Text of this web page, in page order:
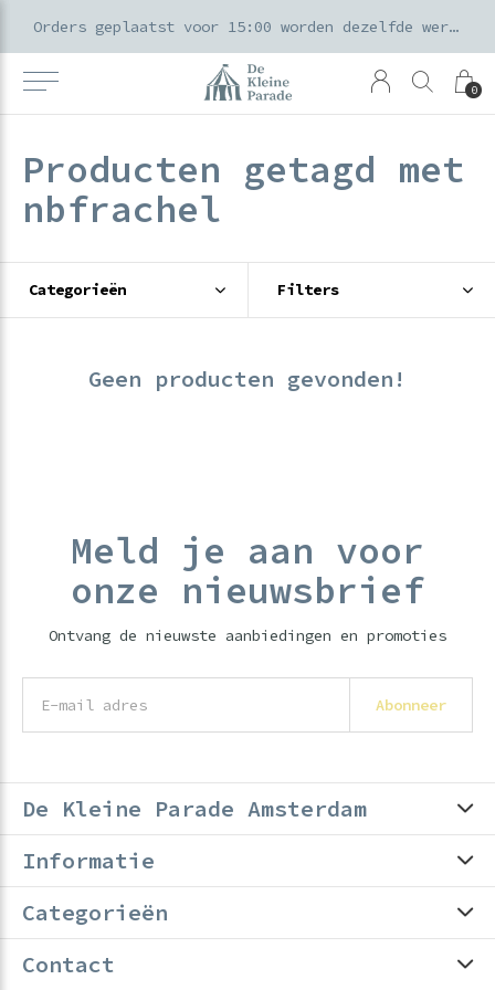
0
Orders geplaatst voor 15:00 worden dezelfde werkdag verzonden
Producten getagd met
nbfrachel
Categorieën Filters
Geen producten gevonden!
Meld je aan voor
onze nieuwsbrief
Ontvang de nieuwste aanbiedingen en promoties
Abonneer
De Kleine Parade Amsterdam
Informatie
Categorieën
Contact